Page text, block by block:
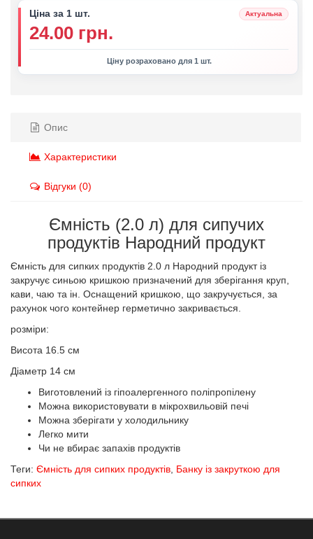
Ціна за 1 шт. Актуальна
24.00 грн.
Ціну розраховано для 1 шт.
Опис
Характеристики
Відгуки (0)
Ємність (2.0 л) для сипучих
продуктів Народний продукт
Ємність для сипких продуктів 2.0 л Народний продукт із
закручує синьою кришкою призначений для зберігання круп,
кави, чаю та ін. Оснащений кришкою, що закручується, за
рахунок чого контейнер герметично закривається.
розміри:
Висота 16.5 см
Діаметр 14 см
Виготовлений із гіпоалергенного поліпропілену
Можна використовувати в мікрохвильовій печі
Можна зберігати у холодильнику
Легко мити
Чи не вбирає запахів продуктів
Теги: Ємність для сипких продуктів Банку із закруткою для
сипких